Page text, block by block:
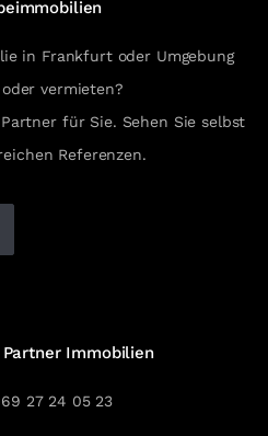
in Frankfurt oder Umgebung
vermieten?
für Sie. Sehen Sie selbst
Referenzen.
Partner Immobilien
27 24 05 23